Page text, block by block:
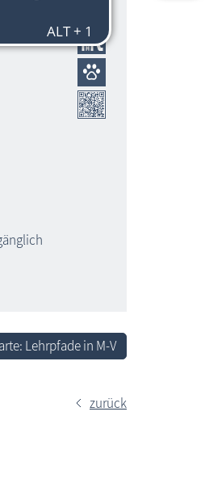
Lehrpfade in M-V
zurück